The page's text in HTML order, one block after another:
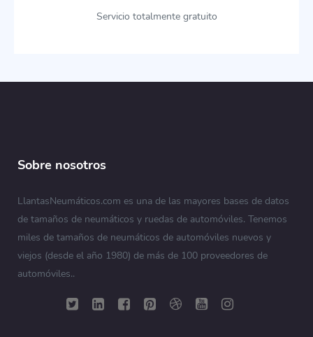
Servicio totalmente gratuito
Sobre nosotros
LlantasNeumáticos.com es una de las mayores bases de datos
de tamaños de neumáticos y ruedas de automóviles. Tenemos
miles de tamaños de neumáticos de automóviles nuevos y
viejos (desde el año 1980) de más de 100 proveedores de
automóviles..